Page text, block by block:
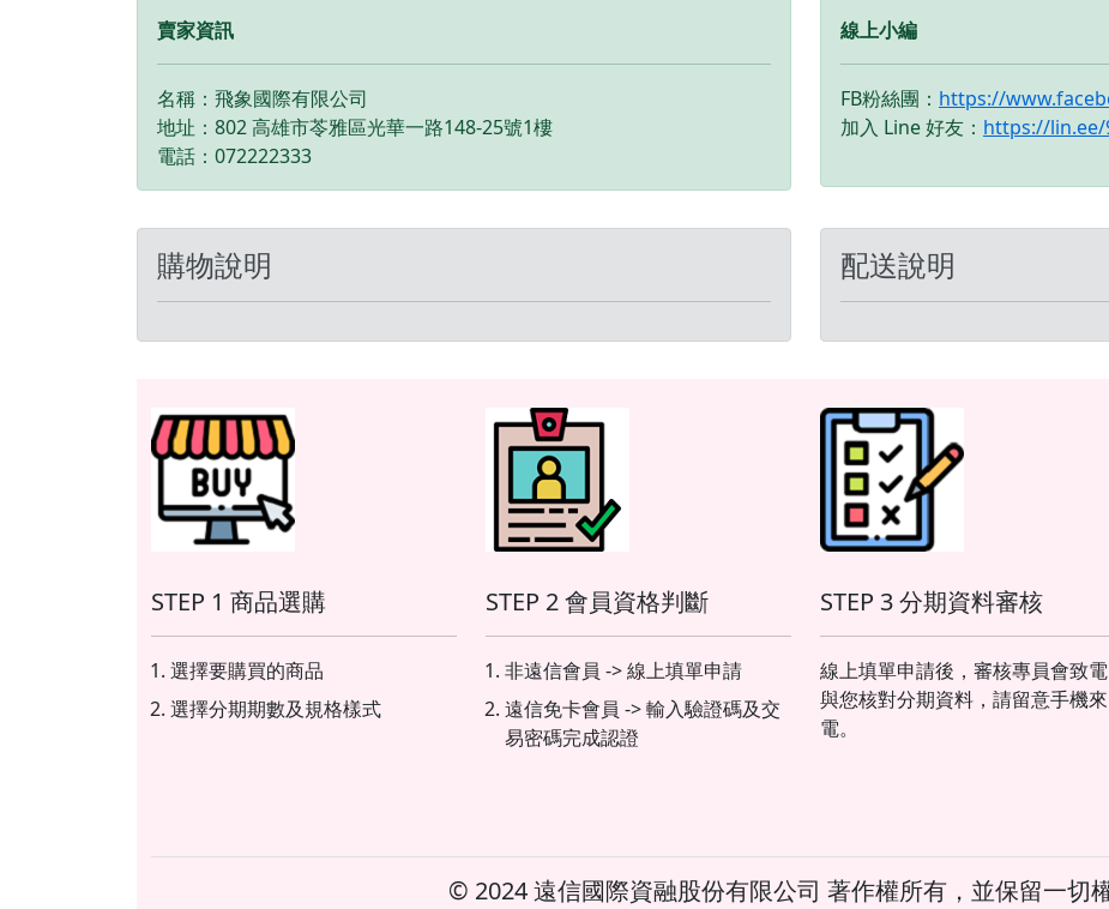
運鏡靈動自由。 ✅ 微光級全向
分鐘超長續航。 ✅ 30公里超
高畫影像傳輸。 ✅ 旗艦高配遙
控器，7英吋旋轉屏，免拆裝可
折疊搖桿。
約可達3000次，是行業平均水
賣家資訊
名稱：飛象國際有限公司
地址：802 高雄市苓雅區光華一路148-25號1樓
電話：072222333
線上小編
FB粉絲團： https://
加入 Line 好友： https://lin.ee/
購物說明 配送說明
STEP 1 商品選購
選擇要購買的商品
選擇分期期數及規格樣式
STEP 2 會員資格判斷
非遠信會員 -> 線上填單申請
遠信免卡會員 -> 輸入驗證碼及交
易密碼完成認證
STEP 3 分期資料審核
線上填單申請後，審核專員會致電
與您核對分期資料，請留意手機來
電。
© 2024 遠信國際資融股份有限公司 著作權所有，並保留一切權